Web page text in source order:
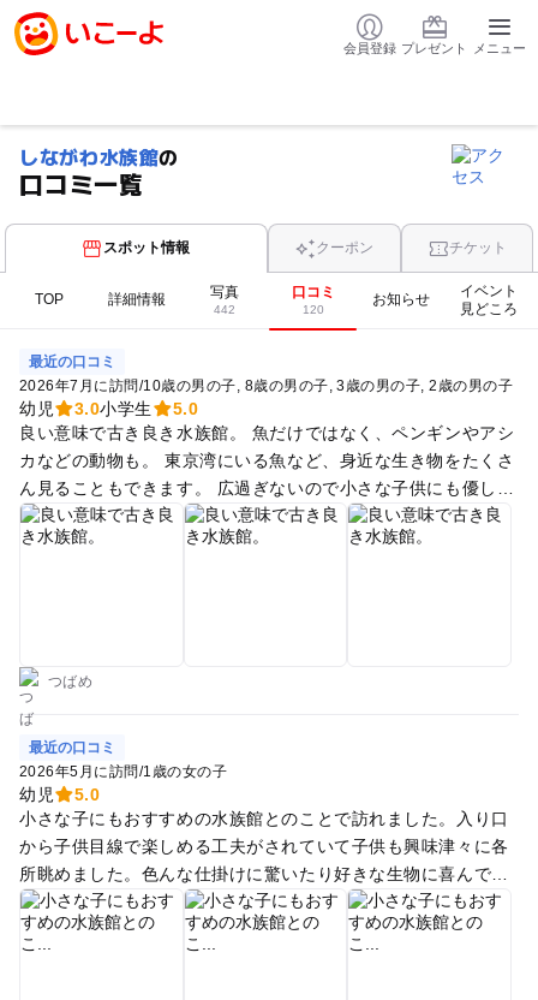
会員登録 プレゼント メニュー
しながわ水族館の
口コミ一覧
スポット情報 クーポン チケット
TOP 詳細情報 写真
442
口コミ
120
お知らせ
イベント
見どころ
最近の口コミ
2026年7月に訪問/10歳の男の子 8歳の男の子 3歳の男の子 2歳の男の子
幼児 3.0小学生
5.0
良い意味で古き良き水族館。 魚だけではなく、ペンギンやアシ
カなどの動物も。 東京湾にいる魚など、身近な生き物をたくさ
ん見ることもできます。 広過ぎないので小さな子供にも優し
い！ ひとつだけ… 水族館前のレストランのメニュー価格がリ
ゾート価格なのが残念でした…リーズナブルにお出かけしたい
つばめ
最近の口コミ
2026年5月に訪問/1歳の女の子
幼児
5.0
小さな子にもおすすめの水族館とのことで訪れました。入り口
から子供目線で楽しめる工夫がされていて子供も興味津々に各
所眺めました。色んな仕掛けに驚いたり好きな生物に喜んでい
ました。水中ドームや各ショーにクレーンゲーム、ガチャガチ
ャも楽しんで、最後はカフェでおやつも食べて親子共に大満足
でした。良心的なお値段なのも嬉しい